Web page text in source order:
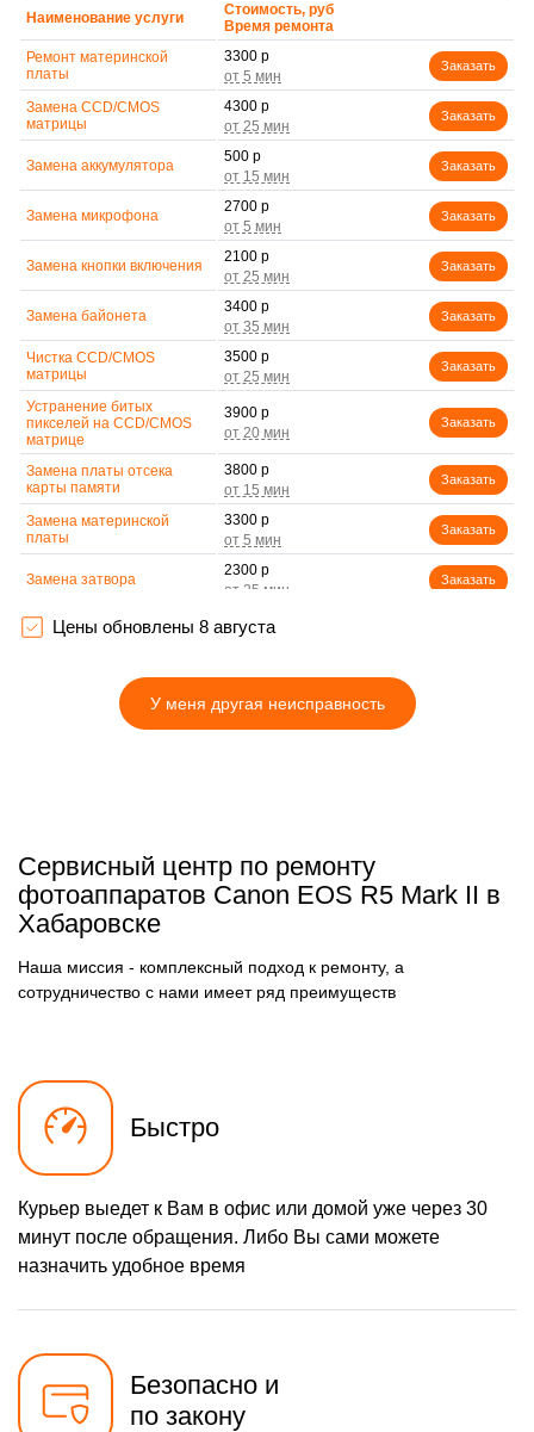
Наименование услуги
Стоимость, руб
Время ремонта
Ремонт материнской
платы
3300 р
Заказать
Замена CCD/CMOS
матрицы
4300 р
Заказать
Замена аккумулятора
500 р
Заказать
Замена микрофона
2700 р
Заказать
Замена кнопки включения
2100 р
Заказать
Замена байонета
3400 р
Заказать
Чистка CCD/CMOS
матрицы
3500 р
Заказать
Устранение битых
пикселей на CCD/CMOS
матрице
3900 р
Заказать
Замена платы отсека
карты памяти
3800 р
Заказать
Замена материнской
платы
3300 р
Заказать
Замена затвора
2300 р
Заказать
Замена корпуса
2200 р
Замена дисплея (экрана)
Замена передней панели
2700 р
Замена задней панели
2450 р
Замена вспышки
Юстировка
Комплексная чистка
Программный ремонт
2900 р
Цены обновлены 8 августа
У меня другая неисправность
Сервисный центр по ремонту
фотоаппаратов Canon EOS R5 Mark II в
Хабаровске
Наша миссия - комплексный подход к ремонту, а
сотрудничество с нами имеет ряд преимуществ
Быстро
Курьер выедет к Вам в офис или домой уже через 30
минут после обращения. Либо Вы сами можете
назначить удобное время
Безопасно и
по закону